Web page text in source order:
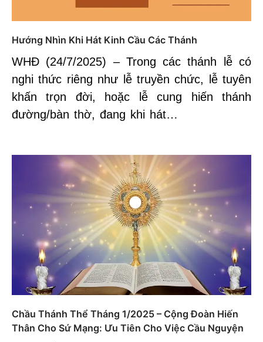
Hướng Nhìn Khi Hát Kinh Cầu Các Thánh
WHĐ (24/7/2025) – Trong các thánh lễ có
nghi thức riêng như lễ truyền chức, lễ tuyên
khấn trọn đời, hoặc lễ cung hiến thánh
đường/bàn thờ, đang khi hát…
Chầu Thánh Thể Tháng 1/2025 – Cộng Đoàn Hiến
Thân Cho Sứ Mạng: Ưu Tiên Cho Việc Cầu Nguyện